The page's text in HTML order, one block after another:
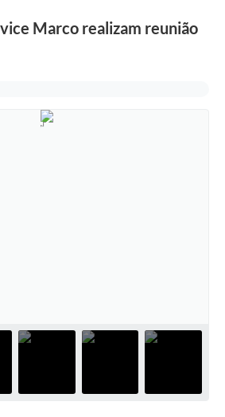
Marco realizam reunião